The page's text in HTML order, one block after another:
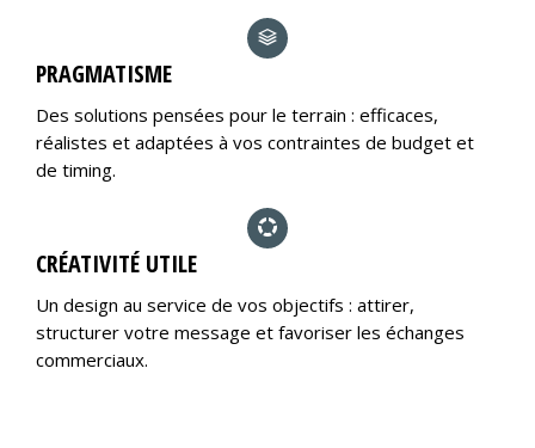
PRAGMATISME
Des solutions pensées pour le terrain : efficaces,
réalistes et adaptées à vos contraintes de budget et
de timing.
CRÉATIVITÉ UTILE
Un design au service de vos objectifs : attirer,
structurer votre message et favoriser les échanges
commerciaux.